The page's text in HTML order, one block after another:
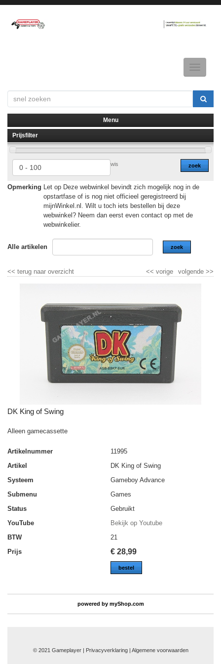
Toggle
▼
▼
Menu
Prijsfilter
zoek
wis
Opmerking Let op Deze webwinkel bevindt zich mogelijk nog in de
opstartfase of is nog niet officieel geregistreerd bij
mijnWinkel.nl. Wilt u toch iets bestellen bij deze
webwinkel? Neem dan eerst even contact op met de
webwinkelier.
Alle artikelen zoek
<< terug naar overzicht volgende >>
<< vorige
DK King of Swing
Alleen gamecassette
Artikelnummer
11995
Artikel
DK King of Swing
Systeem
Gameboy Advance
Submenu
Games
Status
Gebruikt
YouTube
Bekijk op Youtube
BTW
21
Prijs
€ 28,99
bestel
powered by myShop.com
© 2021 Gameplayer | Privacyverklaring | Algemene voorwaarden